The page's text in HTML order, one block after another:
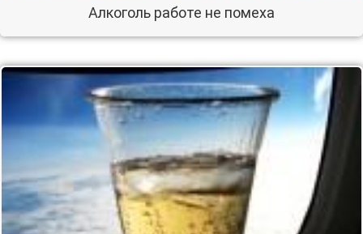
Алкоголь работе не помеха